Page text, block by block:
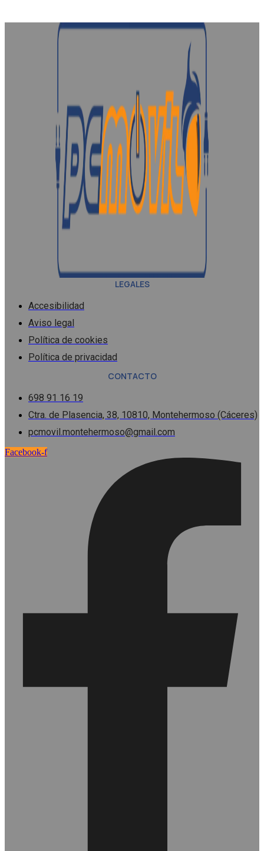
LEGALES
Accesibilidad
Aviso legal
Política de cookies
Política de privacidad
CONTACTO
698 91 16 19
Ctra. de Plasencia, 38, 10810, Montehermoso (Cáceres)
pcmovil.montehermoso@gmail.com
Facebook-f